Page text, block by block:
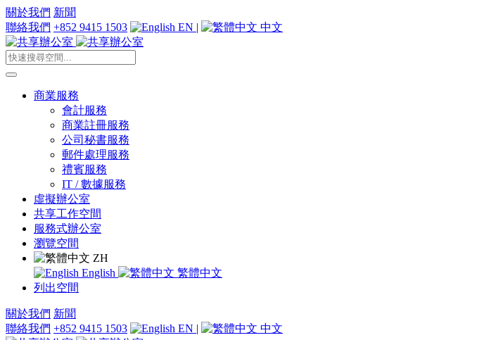
關於我們 新聞
聯絡我們 +852 9415 1503 EN | 中文
商業服務
會計服務
商業註冊服務
公司秘書服務
郵件處理服務
禮賓服務
IT / 數據服務
虛擬辦公室
共享工作空間
服務式辦公室
瀏覽空間
ZH
English
繁體中文
列出空間
關於我們 新聞
聯絡我們 +852 9415 1503 EN | 中文